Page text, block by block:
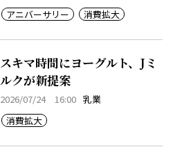
アニバーサリー
消費拡大
スキマ時間にヨーグルト、Jミ
ルクが新提案
2026/07/24 16:00 乳業
消費拡大